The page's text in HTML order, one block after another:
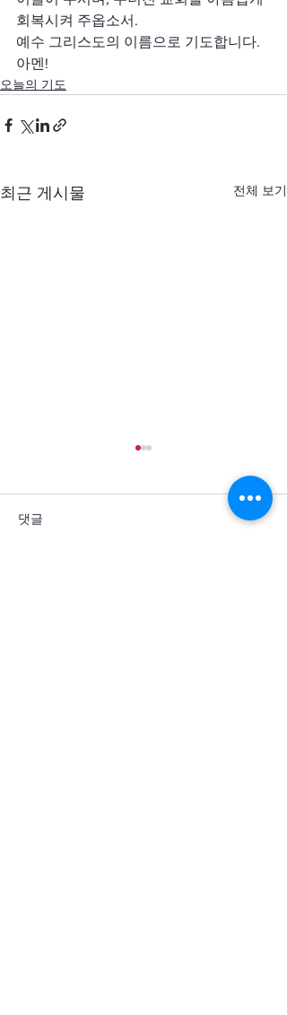
회복시켜 주옵소서.
예수 그리스도의 이름으로 기도합니다.
아멘!
오늘의 기도
최근 게시물 전체 보기
댓글